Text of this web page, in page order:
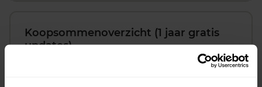
Koopsommenoverzicht (1 jaar gratis
updates)